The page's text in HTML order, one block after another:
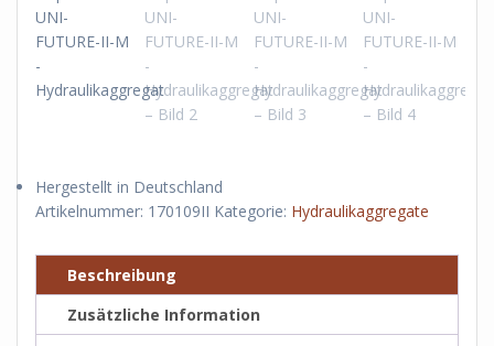
Hergestellt in Deutschland
Artikelnummer: 170109II Kategorie: Hydraulikaggregate
Beschreibung
Zusätzliche Information